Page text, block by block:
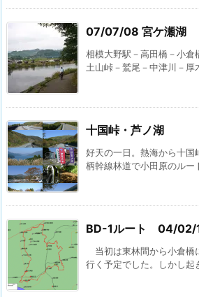
07/07/08 宮ケ瀬湖
相模大野駅－高田橋－小倉
土山峠－鷲尾－中津川－厚
十国峠・芦ノ湖
好天の一日。熱海から十国
柄幹線林道で小田原のルー
BD-1ルート 04/02/
当初は東林間から小倉橋
行く予定でした。しかし起